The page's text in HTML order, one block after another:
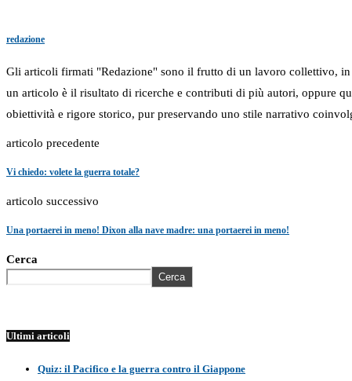
redazione
Gli articoli firmati "Redazione" sono il frutto di un lavoro collettivo,
un articolo è il risultato di ricerche e contributi di più autori, oppure
obiettività e rigore storico, pur preservando uno stile narrativo
articolo precedente
Vi chiedo: volete la guerra totale?
articolo successivo
Una portaerei in meno! Dixon alla nave madre: una portaerei in meno!
Cerca
Cerca
Ultimi articoli
Quiz: il Pacifico e la guerra contro il Giappone